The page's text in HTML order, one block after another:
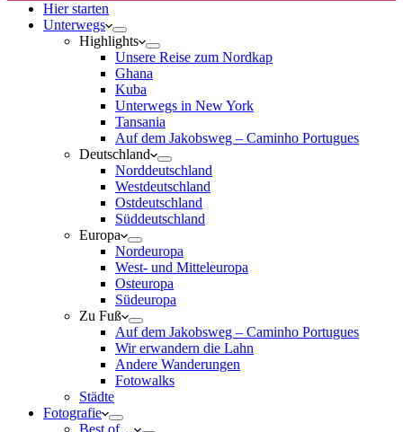
Hier starten
Unterwegs
Highlights
Unsere Reise zum Nordkap
Ghana
Kuba
Unterwegs in New York
Tansania
Auf dem Jakobsweg – Caminho Portugues
Deutschland
Norddeutschland
Westdeutschland
Ostdeutschland
Süddeutschland
Europa
Nordeuropa
West- und Mitteleuropa
Osteuropa
Südeuropa
Zu Fuß
Auf dem Jakobsweg – Caminho Portugues
Wir erwandern die Lahn
Andere Wanderungen
Fotowalks
Städte
Fotografie
Best of…